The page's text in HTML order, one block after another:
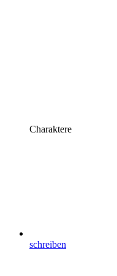
Charaktere
schreiben